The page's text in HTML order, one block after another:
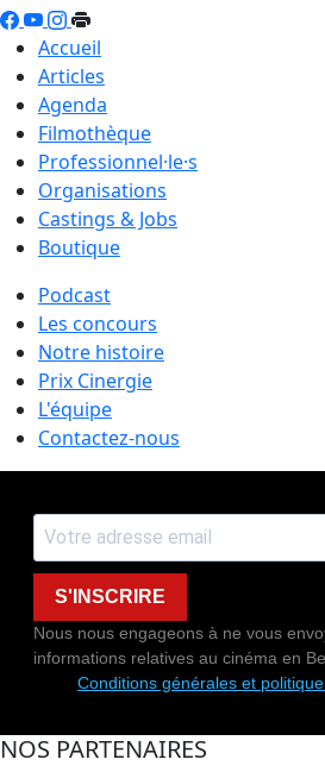
Accueil
Articles
Agenda
Filmothèque
Professionnel·le·s
Organisations
Castings & Jobs
Boutique
Podcast
Les concours
Notre histoire
Prix Cinergie
L'équipe
Contactez-nous
S'INSCRIRE
Nous nous engageons à ne vous
informations relatives au cinéma en
Conditions générales et
NOS PARTENAIRES